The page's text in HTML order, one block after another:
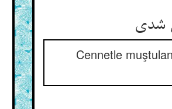
Cennetle